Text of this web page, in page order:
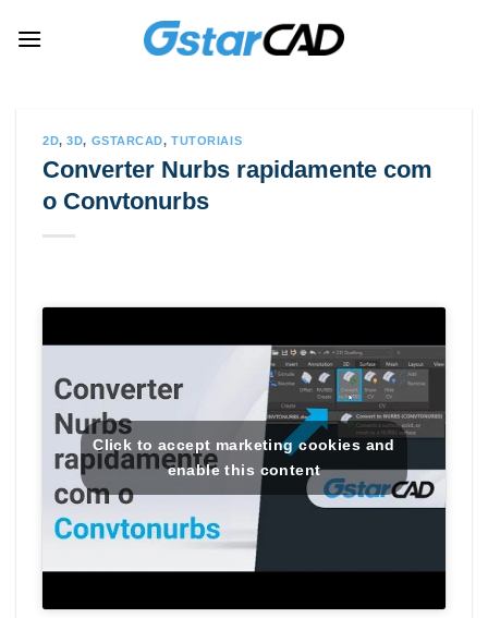
2D,3D, GSTARCAD,TUTORIAIS
Converter Nurbs rapidamente com
o Convtonurbs
Click to accept marketing cookies and
enable this content